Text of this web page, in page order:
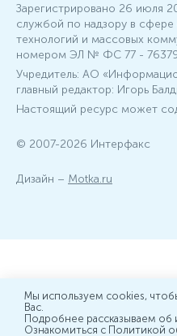
Зарегистрировано 26 июля
службой по надзору в
технологий и массовых
номером ЭЛ № ФС 77 -
Учредитель: АО
главный редактор: Игорь
Настоящий ресурс может
© 2007-2026 Интерфакс
Дизайн – Motka.ru
Мы используем cookies,
Вас.
Подробнее рассказываем об
Ознакомиться с Политикой